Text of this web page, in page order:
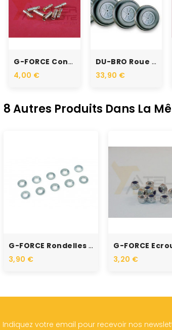
G-FORCE Connecteur Or 4mm...
4,00 €
DU-BRO Roue Légère Rainurée...
33,90 €
8 Autres Produits Dans La
G-FORCE Rondelles M1.6...
3,90 €
3,20 €
Indiquez votre email pour recevoir nos